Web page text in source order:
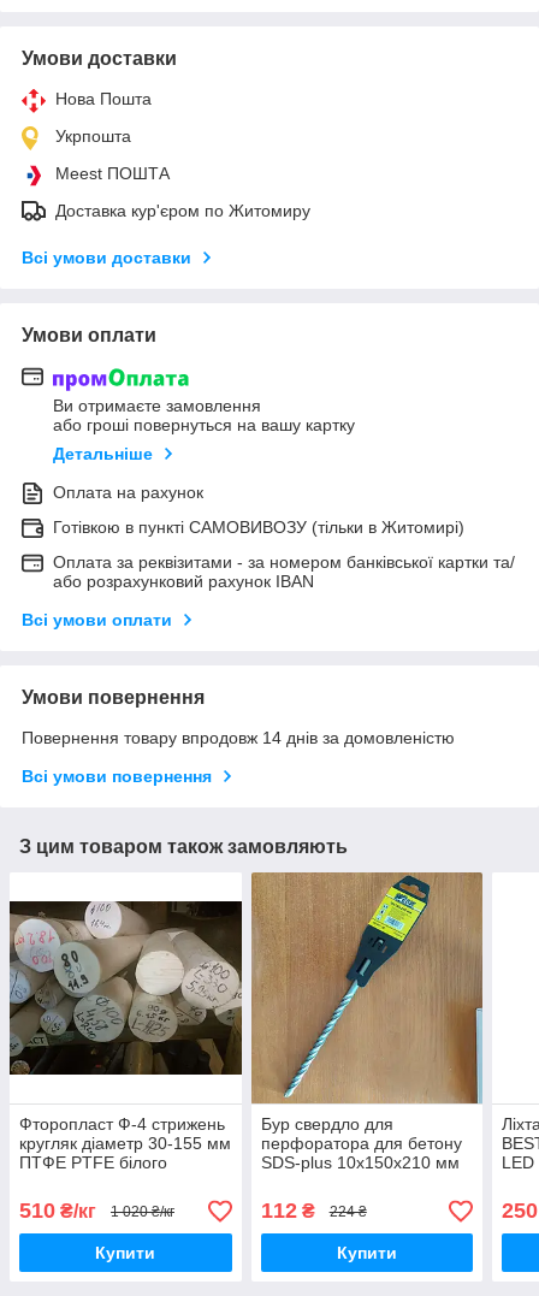
Умови доставки
Нова Пошта
Укрпошта
Meest ПОШТА
Доставка кур'єром по Житомиру
Всі умови доставки
Умови оплати
Ви отримаєте замовлення
або гроші повернуться на вашу картку
Детальніше
Оплата на рахунок
Готівкою в пункті САМОВИВОЗУ (тільки в Житомирі)
Оплата за реквізитами - за номером банківської картки та/
або розрахунковий рахунок IBAN
Всі умови оплати
Умови повернення
Повернення товару впродовж 14 днів за домовленістю
Всі умови повернення
З цим товаром також замовляють
Фторопласт Ф-4 стрижень
кругляк діаметр 30-155 мм
ПТФЕ PTFE білого
можлива порізка
510 ₴/кг 1 020 ₴/кг
Купити
Бур свердло для
перфоратора для бетону
SDS-plus 10х150х210 мм
112₴ 224 ₴
Купити
250